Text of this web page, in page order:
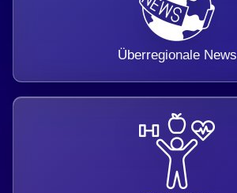
Überregionale News